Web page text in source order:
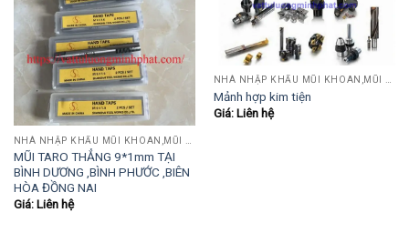
MŨI TARO THẲNG 9*1mm TẠI
BÌNH DƯƠNG ,BÌNH PHƯỚC ,BIÊN
HÒA ĐỒNG NAI
Giá: Liên hệ
NHÀ NHẬP KHẨU MŨI KHOAN,MŨI TARO,MŨI TIỆN,MŨI PHAY....
Mảnh hợp kim tiện
Giá: Liên hệ